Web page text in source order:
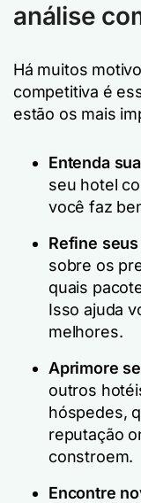
análise
Há muitos
competitiva é
estão os mais
Entenda
seu hotel
você faz
Refine
sobre os
quais
Isso ajuda
melhores.
Aprimore
outros
hóspedes,
reputação
constroem.
Encontre